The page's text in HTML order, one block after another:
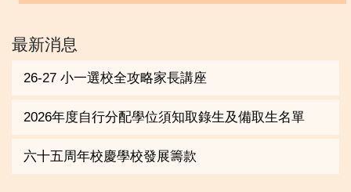
最新消息
26-27 小一選校全攻略家長講座
2026年度自行分配學位須知取錄生及備取生名單
六十五周年校慶學校發展籌款